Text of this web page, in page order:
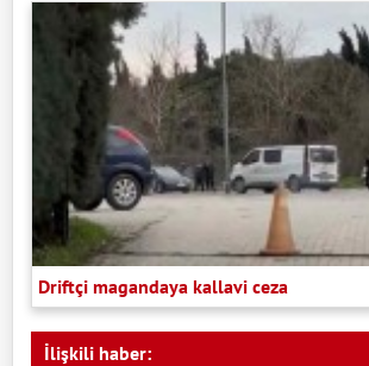
Driftçi magandaya kallavi ceza
İlişkili haber: